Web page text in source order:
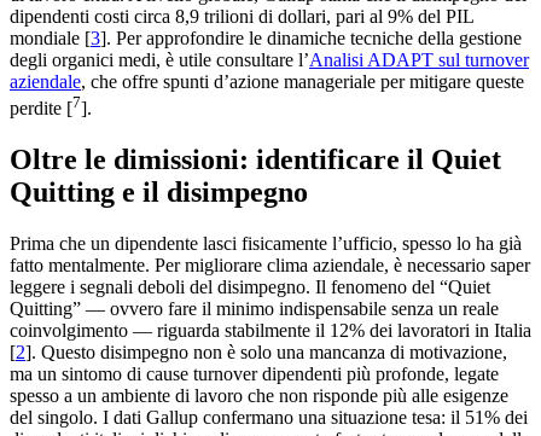
dipendenti costi circa 8,9 trilioni di dollari, pari al 9% del PIL
mondiale [3]. Per approfondire le dinamiche tecniche della gestione
degli organici medi, è utile consultare l’Analisi ADAPT sul turnover
aziendale, che offre spunti d’azione manageriale per mitigare queste
perdite [7].
Oltre le dimissioni: identificare il Quiet
Quitting e il disimpegno
Prima che un dipendente lasci fisicamente l’ufficio, spesso lo ha già
fatto mentalmente. Per migliorare clima aziendale, è necessario saper
leggere i segnali deboli del disimpegno. Il fenomeno del “Quiet
Quitting” — ovvero fare il minimo indispensabile senza un reale
coinvolgimento — riguarda stabilmente il 12% dei lavoratori in Italia
[2]. Questo disimpegno non è solo una mancanza di motivazione,
ma un sintomo di cause turnover dipendenti più profonde, legate
spesso a un ambiente di lavoro che non risponde più alle esigenze
del singolo. I dati Gallup confermano una situazione tesa: il 51% dei